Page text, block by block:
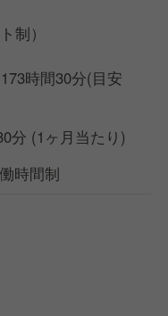
制）
時間30分(目安
分 (1ヶ月当たり)
時間制